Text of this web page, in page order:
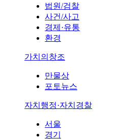
법원/검찰
사건/사고
경제·유통
환경
가치의창조
만물상
포토뉴스
자치행정·자치경찰
서울
경기